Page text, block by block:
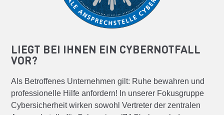
LIEGT BEI IHNEN EIN CYBERNOTFALL
VOR?
Als Betroffenes Unternehmen gilt: Ruhe bewahren und
professionelle Hilfe anfordern! In unserer Fokusgruppe
Cybersicherheit wirken sowohl Vertreter der zentralen